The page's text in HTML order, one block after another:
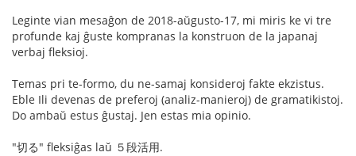
Leginte vian mesaĝon de 2018-aŭgusto-17, mi miris ke vi tre
profunde kaj ĝuste kompranas la konstruon de la japanaj
verbaj fleksioj.
Temas pri te-formo, du ne-samaj konsideroj fakte ekzistus.
Eble Ili devenas de preferoj (analiz-manieroj) de gramatikistoj.
Do ambaŭ estus ĝustaj. Jen estas mia opinio.
"切る" fleksiĝas laŭ ５段活用.